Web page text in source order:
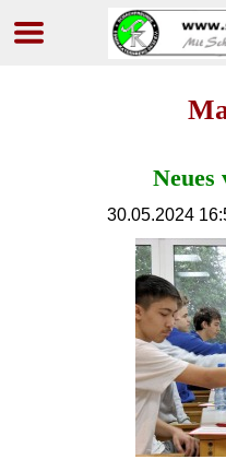
Neues
30.05.2024